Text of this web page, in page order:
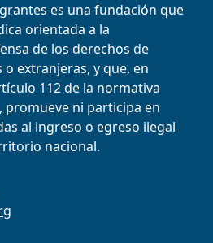
es una fundación que
orientada a la
de los derechos de
extranjeras, y que, en
112 de la normativa
promueve ni participa en
al ingreso o egreso ilegal
nacional.